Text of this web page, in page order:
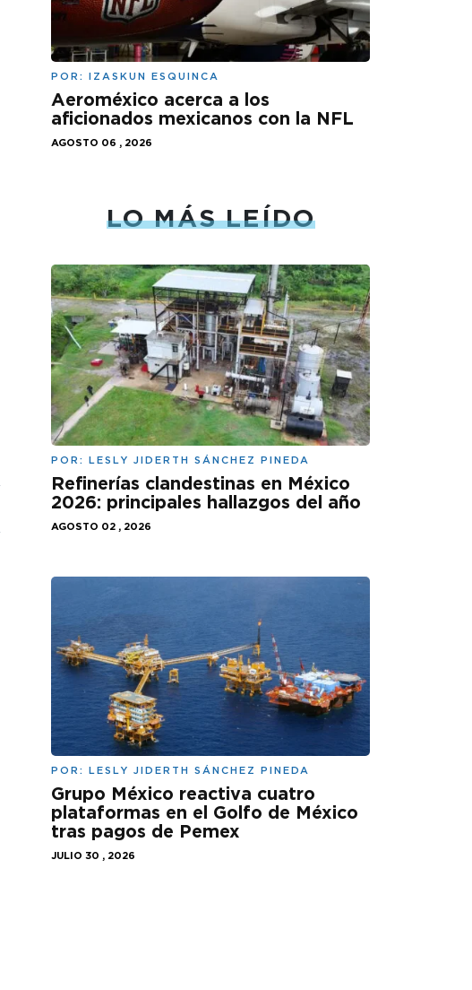
POR: IZASKUN ESQUINCA
Aeroméxico acerca a los
aficionados mexicanos con la NFL
AGOSTO 06 , 2026
LO MÁS LEÍDO
POR: LESLY JIDERTH SÁNCHEZ PINEDA
Refinerías clandestinas en México
2026: principales hallazgos del año
AGOSTO 02 , 2026
POR: LESLY JIDERTH SÁNCHEZ PINEDA
Grupo México reactiva cuatro
plataformas en el Golfo de México
tras pagos de Pemex
JULIO 30 , 2026